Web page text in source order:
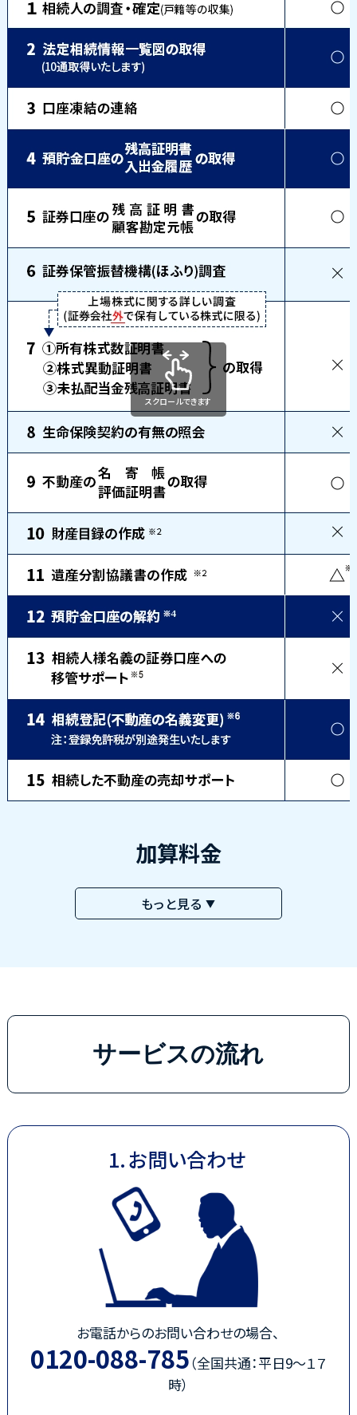
スクロールできます
加算料金
もっと見る ▼
サービスの流れ
お問い合わせ
お電話からのお問い合わせの場合、
0120-088-785（全国共通：平日9～１７
時）